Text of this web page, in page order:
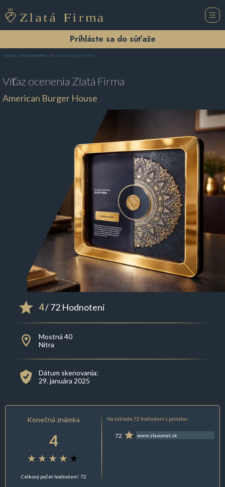
Prihláste sa do súťaže
Domov Reštaurácia Nitra American Burger House
Víťaz ocenenia Zlatá Firma
American Burger House
4/ 72 Hodnotení
Mostná 40
Nitra
Dátum skenovania:
29. januára 2025
Konečná známka
4
Celkový počet hodnotení: 72
Na základe 72 hodnotení z portálov:
72 www.zlavomat.sk